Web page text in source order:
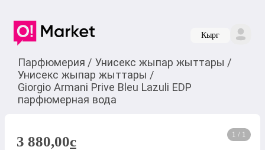
Кырг
Парфюмерия / Унисекс жыпар жыттары /
Унисекс жыпар жыттары /
Giorgio Armani Prive Bleu Lazuli EDP
парфюмерная вода
1 / 1
3 880,00c